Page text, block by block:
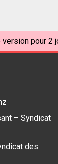
pour 2
– Syndicat
des